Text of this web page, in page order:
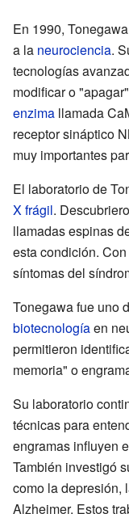
En 1990,
a la neurociencia.
tecnologías
modificar o
enzima llamada
receptor sináptico
muy importantes
El laboratorio de
X frágil.
llamadas espinas
esta condición.
síntomas del
Tonegawa fue uno
biotecnologíaen
permitieron
memoria" o
Su laboratorio
técnicas para
engramas influyen
También investigó
como la depresión,
Alzheimer. Estos